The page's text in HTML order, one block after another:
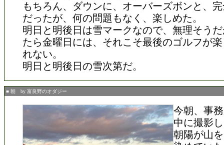
もちろん、ダウンに、オーバーズボンと、
だったが、何の問題もなく、楽しめた。
明日と明後日は雪マークなので、無理そう
たら金曜日には、それこそ最後のゴルフが
れない。
明日と明後日の雪次第だ。
■ 朝 by 富良野のオダジー
今朝、事
中に撮影
朝陽が山